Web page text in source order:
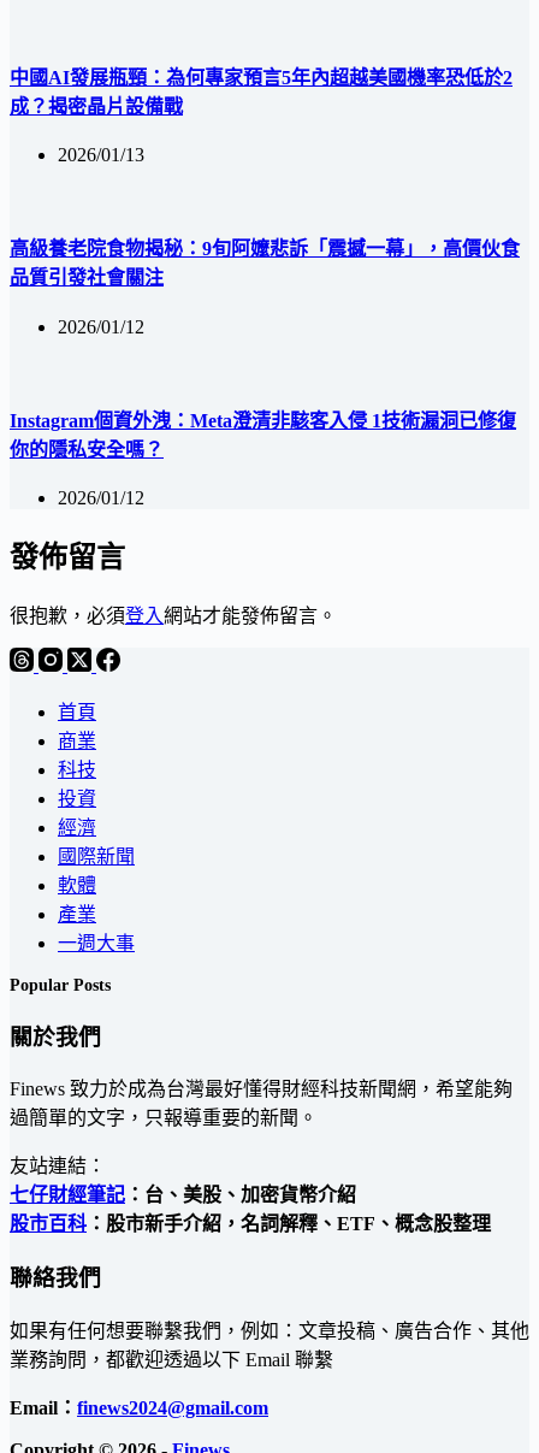
中國AI發展瓶頸：為何專家預言5年內超越美國機率恐低於2
成？揭密晶片設備戰
2026/01/13
高級養老院食物揭秘：9旬阿嬤悲訴「震撼一幕」，高價伙食
品質引發社會關注
2026/01/12
Instagram個資外洩：Meta澄清非駭客入侵 1技術漏洞已修復
你的隱私安全嗎？
2026/01/12
發佈留言
很抱歉，必須登入網站才能發佈留言。
首頁
商業
科技
投資
經濟
國際新聞
軟體
產業
一週大事
Popular Posts
關於我們
Finews 致力於成為台灣最好懂得財經科技新聞網，希望能夠
過簡單的文字，只報導重要的新聞。
友站連結：
七仔財經筆記 ：台、美股、加密貨幣介紹
股市百科 ：股市新手介紹，名詞解釋、ETF、概念股整理
聯絡我們
如果有任何想要聯繫我們，例如：文章投稿、廣告合作、其他
業務詢問，都歡迎透過以下 Email 聯繫
Email： finews2024@gmail.com